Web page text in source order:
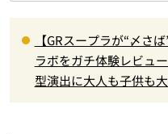
【GRスープラが“〆さ
ラボをガチ体験レビュ
型演出に大人も子供も